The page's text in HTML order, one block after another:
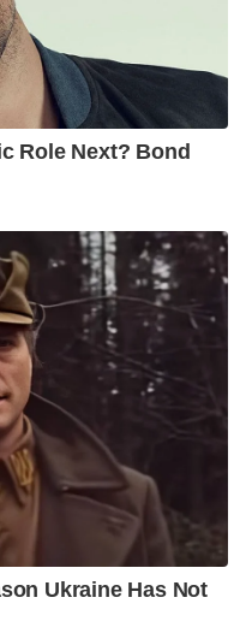
Role Next? Bond
Ukraine Has Not